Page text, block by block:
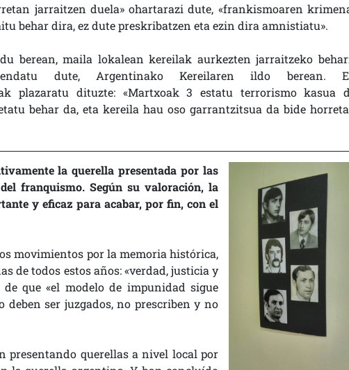
jarraitzen duela» ohartarazi dute, «frankismoaren
behar dira, ez dute preskribatzen eta ezin dira amnistiatu».
berean, maila lokalean kereilak aurkezten jarraitzeko
dute, Argentinako Kereilaren ildo berean.
plazaratu dituzte: «Martxoak 3 estatu terrorismo kasua
behar da, eta kereila hau oso garrantzitsua da bide
la querella presentada por las
franquismo. Según su valoración, la
y eficaz para acabar, por fin, con el
movimientos por la memoria histórica,
de todos estos años: «verdad, justicia y
que «el modelo de impunidad sigue
deben ser juzgados, no prescriben y no
presentando querellas a nivel local por